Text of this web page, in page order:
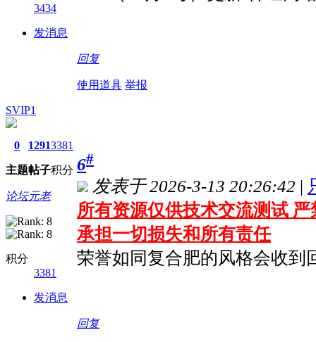
3434
发消息
回复
使用道具 举报
SVIP1
0
主题
1291
帖子
3381
积分
论坛元老
积分
3381
发消息
6#
发表于 2026-3-13 20:26:42 |
所有资源仅供技术交流测试
承担一切损失和所有责任
荣誉如同复合肥的风格会收到
回复